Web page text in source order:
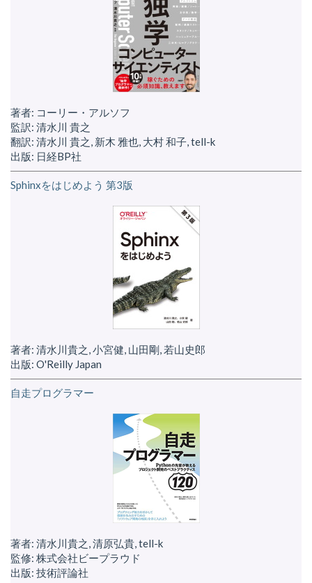
著者: コーリー・アルソフ
監訳: 清水川 貴之
翻訳: 清水川 貴之, 新木 雅也, 大村 和子, tell-k
出版: 日経BP社
Sphinxをはじめよう 第3版
著者: 清水川貴之, 小宮健, 山田剛, 若山史郎
出版: O'Reilly Japan
自走プログラマー
著者: 清水川貴之, 清原弘貴, tell-k
監修: 株式会社ビープラウド
出版: 技術評論社